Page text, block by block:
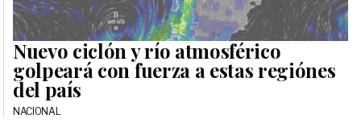
Nuevo ciclón y río atmosférico
golpeará con fuerza a estas regiónes
del país
NACIONAL